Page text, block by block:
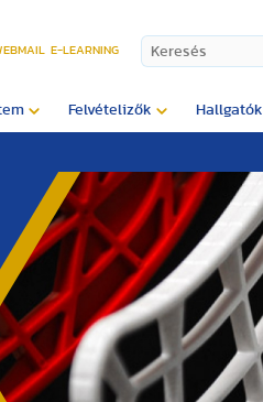
E-LEARNING
Felvételizők Hallgatók